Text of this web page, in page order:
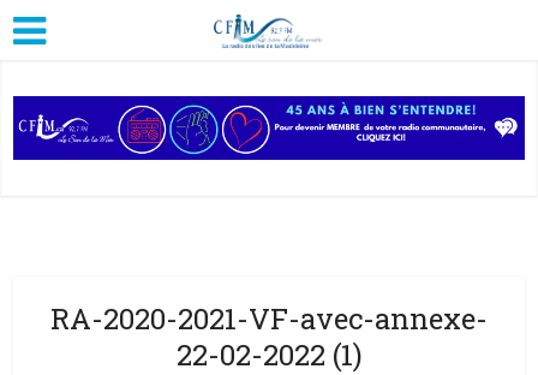
RA-2020-2021-VF-avec-annexe-
22-02-2022 (1)